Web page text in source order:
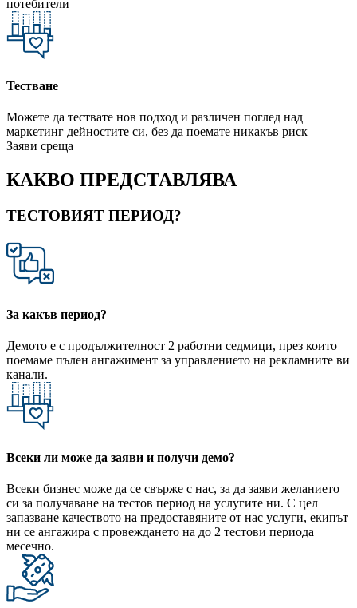
потебители
Тестване
Можете да тествате нов подход и различен поглед над
маркетинг дейностите си, без да поемате никакъв риск
Заяви среща
КАКВО ПРЕДСТАВЛЯВА
ТЕСТОВИЯТ ПЕРИОД?
За какъв период?
Демото е с продължителност 2 работни седмици, през които
поемаме пълен ангажимент за управлението на рекламните ви
канали.
Всеки ли може да заяви и получи демо?
Всеки бизнес може да се свърже с нас, за да заяви желанието
си за получаване на тестов период на услугите ни. С цел
запазване качеството на предоставяните от нас услуги, екипът
ни се ангажира с провеждането на до 2 тестови периода
месечно.